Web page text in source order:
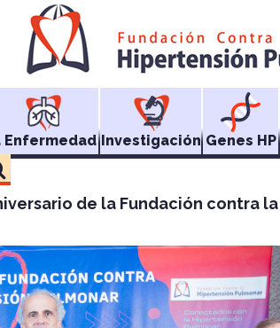
Enfermedad Investigación Genes HP
de la Fundación contra la